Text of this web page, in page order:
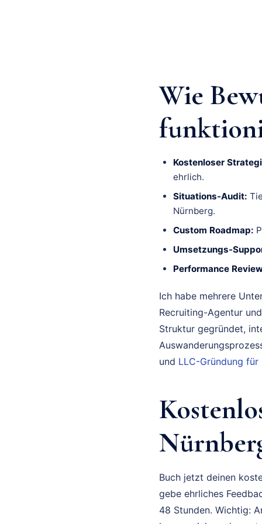
Wie
Kostenloser
ehrlich.
Situations-Audit:
Nürnberg.
Custom Roadmap:
Umsetzungs-
Performance
Ich habe mehrere
Recruiting-Agentur
Struktur gegründet,
und LLC-Gründung für
Buch jetzt deinen
gebe ehrliches
48 Stunden. Wichtig: